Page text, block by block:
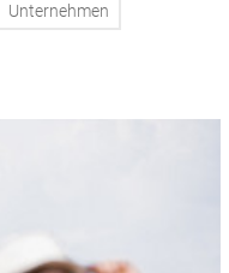
Unternehmen